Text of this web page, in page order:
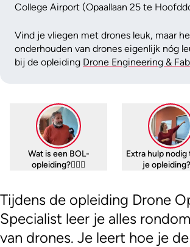
College Airport (Opaallaan 25 te
Vind je vliegen met drones leuk, maar
onderhouden van drones eigenlijk nóg
bij de opleiding Drone Engineering &
Wat is een BOL-
opleiding?🤷🏼‍♀️
Extra hulp nodig
je
Tijdens de opleiding Drone
Specialist leer je alles
van drones. Je leert hoe je